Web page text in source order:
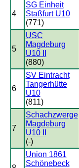
4
SG Einheit
Staßfurt U10
(771)
5
USC
Magdeburg
U10 II
(880)
6
SV Eintracht
Tangerhütte
U10
(811)
7
Schachzwerge
Magdeburg
U10 II
(-)
Union 1861
Schönebeck